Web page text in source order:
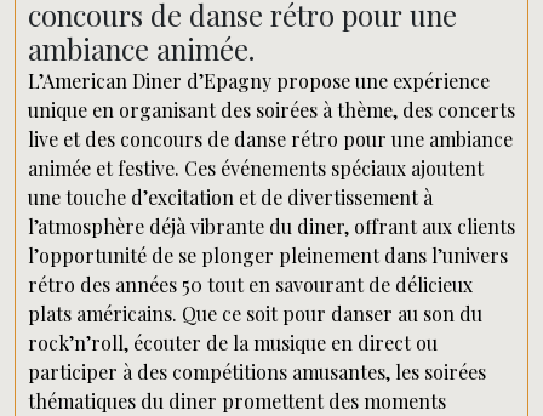
concours de danse rétro pour une
ambiance animée.
L’American Diner d’Epagny propose une expérience
unique en organisant des soirées à thème, des concerts
live et des concours de danse rétro pour une ambiance
animée et festive. Ces événements spéciaux ajoutent
une touche d’excitation et de divertissement à
l’atmosphère déjà vibrante du diner, offrant aux clients
l’opportunité de se plonger pleinement dans l’univers
rétro des années 50 tout en savourant de délicieux
plats américains. Que ce soit pour danser au son du
rock’n’roll, écouter de la musique en direct ou
participer à des compétitions amusantes, les soirées
thématiques du diner promettent des moments